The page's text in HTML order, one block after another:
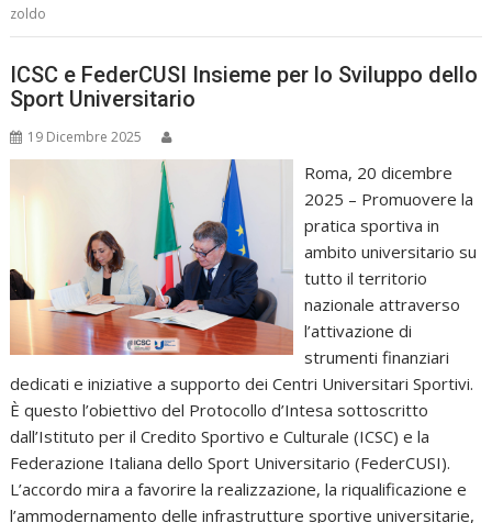
zoldo
ICSC e FederCUSI Insieme per lo Sviluppo dello
Sport Universitario
19 Dicembre 2025
Roma, 20 dicembre
2025 – Promuovere la
pratica sportiva in
ambito universitario su
tutto il territorio
nazionale attraverso
l’attivazione di
strumenti finanziari
dedicati e iniziative a supporto dei Centri Universitari Sportivi.
È questo l’obiettivo del Protocollo d’Intesa sottoscritto
dall’Istituto per il Credito Sportivo e Culturale (ICSC) e la
Federazione Italiana dello Sport Universitario (FederCUSI).
L’accordo mira a favorire la realizzazione, la riqualificazione e
l’ammodernamento delle infrastrutture sportive universitarie,